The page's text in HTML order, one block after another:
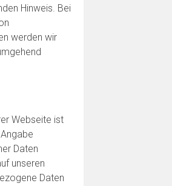
Hinweis. Bei
werden wir
Webseite ist
Daten
unseren
Daten